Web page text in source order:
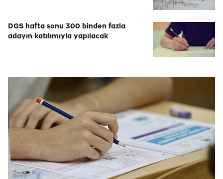
DGS hafta sonu 300 binden fazla
adayın katılımıyla yapılacak